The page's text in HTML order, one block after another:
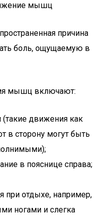
мышц
причина
боль, ощущаемую в
мышц включают:
(такие движения как
в сторону могут быть
в пояснице справа;
при отдыхе, например,
ногами и слегка